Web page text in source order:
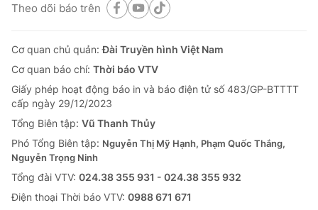
Theo dõi báo trên
Cơ quan chủ quản:Đài Truyền hình Việt Nam
Cơ quan báo chí: Thời báo VTV
Giấy phép hoạt động báo in và báo điện tử số 483/GP-BTTTT
cấp ngày 29/12/2023
Tổng Biên tập: Vũ Thanh Thủy
Phó Tổng Biên tập: Nguyễn Thị Mỹ Hạnh, Phạm Quốc Thắng,
Nguyễn Trọng Ninh
Tổng đài VTV: 024.38 355 931 - 024.38 355 932
Ðiện thoại Thời báo VTV: 0988 671 671